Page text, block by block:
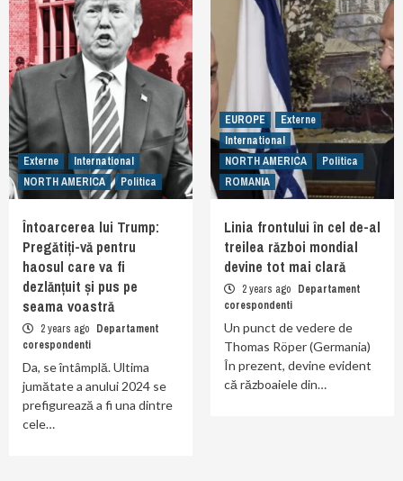
Externe
International
NORTH AMERICA
Politica
Întoarcerea lui Trump:
Pregătiți-vă pentru
haosul care va fi
dezlănțuit și pus pe
seama voastră
2 years ago Departament
corespondenti
Da, se întâmplă. Ultima
jumătate a anului 2024 se
prefigurează a fi una dintre
cele…
EUROPE
Externe
International
NORTH AMERICA
Politica
ROMANIA
Linia frontului în cel de-al
treilea război mondial
devine tot mai clară
2 years ago Departament
corespondenti
Un punct de vedere de
Thomas Röper (Germania)
În prezent, devine evident
că războaiele din…